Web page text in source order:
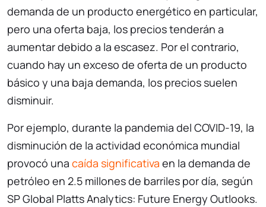
demanda de un producto energético en particular,
pero una oferta baja, los precios tenderán a
aumentar debido a la escasez. Por el contrario,
cuando hay un exceso de oferta de un producto
básico y una baja demanda, los precios suelen
disminuir.
Por ejemplo, durante la pandemia del COVID-19, la
disminución de la actividad económica mundial
provocó una caída significativa en la demanda de
petróleo en 2.5 millones de barriles por día, según
SP Global Platts Analytics: Future Energy Outlooks.